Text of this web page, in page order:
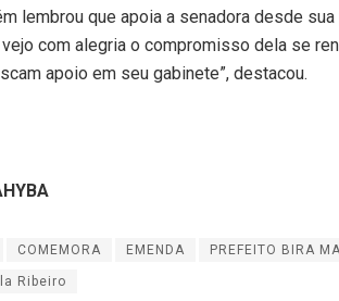
lembrou que apoia a senadora desde
com alegria o compromisso dela se
apoio em seu gabinete”, destacou.
COMEMORA EMENDA PREFEITO BIRA
Ribeiro